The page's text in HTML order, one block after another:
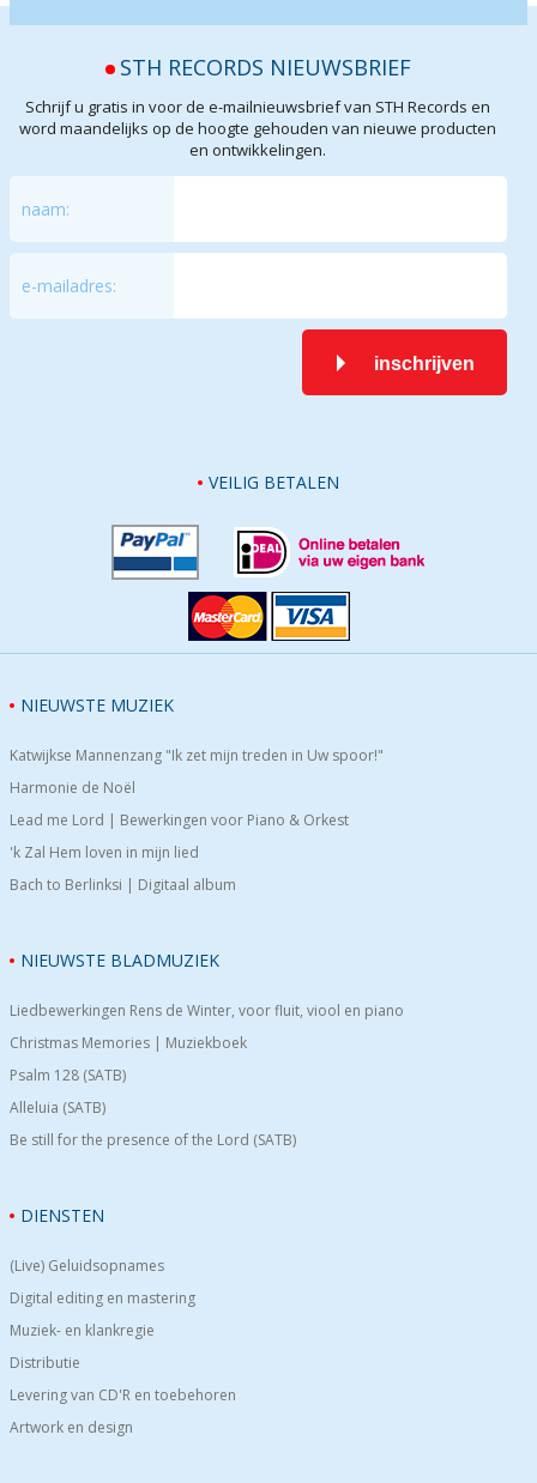
STH RECORDS NIEUWSBRIEF
Schrijf u gratis in voor de e-mailnieuwsbrief van STH Records en
word maandelijks op de hoogte gehouden van nieuwe producten
en ontwikkelingen.
naam:
e-mailadres:
inschrijven
VEILIG BETALEN
NIEUWSTE MUZIEK
Katwijkse Mannenzang "Ik zet mijn treden in Uw spoor!"
Harmonie de Noël
Lead me Lord | Bewerkingen voor Piano & Orkest
'k Zal Hem loven in mijn lied
Bach to Berlinksi | Digitaal album
NIEUWSTE BLADMUZIEK
Liedbewerkingen Rens de Winter, voor fluit, viool en piano
Christmas Memories | Muziekboek
Psalm 128 (SATB)
Alleluia (SATB)
Be still for the presence of the Lord (SATB)
DIENSTEN
(Live) Geluidsopnames
Digital editing en mastering
Muziek- en klankregie
Distributie
Levering van CD'R en toebehoren
Artwork en design